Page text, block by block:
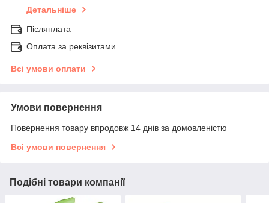
Детальніше
Післяплата
Оплата за реквізитами
Всі умови оплати
Умови повернення
Повернення товару впродовж 14 днів за домовленістю
Всі умови повернення
Подібні товари компанії